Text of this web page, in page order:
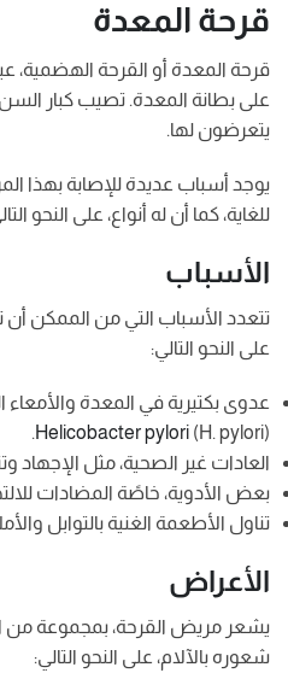
قرحة المعدة
قرحة المعدة أو القرحة الهضمية،
على بطانة المعدة. تصيب كبار
يتعرضون لها.
يوجد أسباب عديدة للإصابة بهذا
للغاية، كما أن له أنواع، على النحو
الأسباب
تتعدد الأسباب التي من الممكن أن
على النحو التالي:
عدوى بكتيرية في المعدة والأمعاء
(
Helicobacter pylori (H. pylori.
العادات غير الصحية، مثل الإجهاد
بعض الأدوية، خاصًة المضادات
تناول الأطعمة الغنية بالتوابل
الأعراض
يشعر مريض القرحة، بمجموعة من
شعوره بالآلام، على النحو التالي: